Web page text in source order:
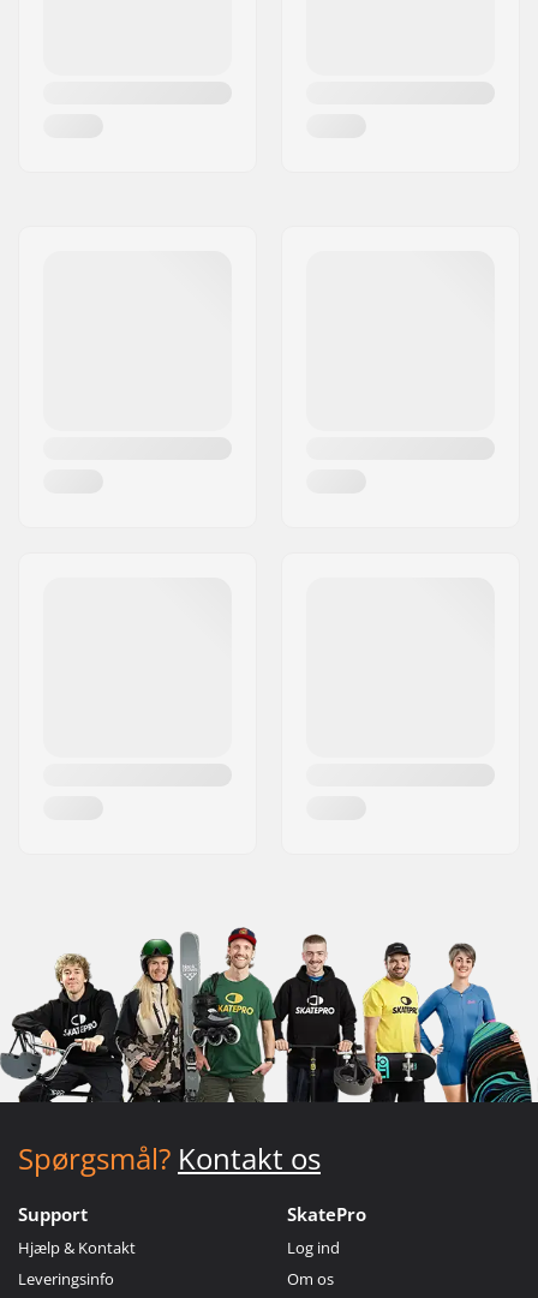
Spørgsmål? Kontakt os
Support
Hjælp & Kontakt
Leveringsinfo
SkatePro
Log ind
Om os